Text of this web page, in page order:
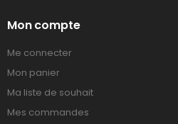
Mon compte
Me connecter
Mon panier
Ma liste de souhait
Mes commandes